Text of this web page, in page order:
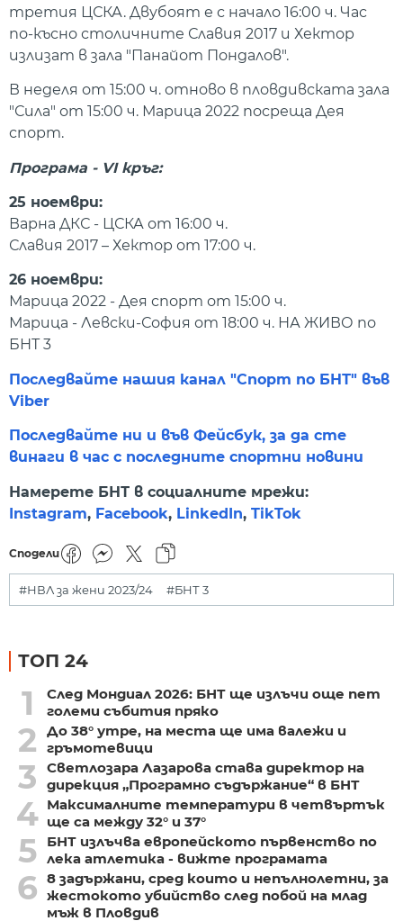
третия ЦСКА. Двубоят е с начало 16:00 ч. Час
по-късно столичните Славия 2017 и Хектор
излизат в зала "Панайот Пондалов".
В неделя от 15:00 ч. отново в пловдивската зала
"Сила" от 15:00 ч. Марица 2022 посреща Дея
спорт.
Програма - VI кръг:
25 ноември:
Варна ДКС - ЦСКА от 16:00 ч.
Славия 2017 – Хектор от 17:00 ч.
26 ноември:
Марица 2022 - Дея спорт от 15:00 ч.
Марица - Левски-София от 18:00 ч. НА ЖИВО по
БНТ 3
Последвайте нашия канал "Спорт по БНТ" във
Viber
Последвайте ни и във Фейсбук, за да сте
винаги в час с последните спортни новини
Намерете БНТ в социалните мрежи:
Instagram, Facebook, LinkedIn, TikTok
Сподели
#НВЛ за жени 2023/24 #БНТ 3
ТОП 24
1
След Мондиал 2026: БНТ ще излъчи още пет
големи събития пряко
2
До 38° утре, на места ще има валежи и
гръмотевици
3
Светлозара Лазарова става директор на
дирекция „Програмно съдържание“ в БНТ
4 Максималните температури в четвъртък
ще са между 32° и 37°
5
БНТ излъчва европейското първенство по
лека атлетика - вижте програмата
6 8 задържани, сред които и непълнолетни, за
жестокото убийство след побой на млад
мъж в Пловдив